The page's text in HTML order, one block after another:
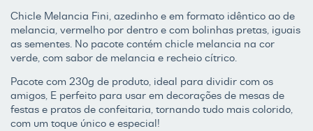
Chicle Melancia Fini, azedinho e em formato idêntico ao de
melancia, vermelho por dentro e com bolinhas pretas, iguais
as sementes. No pacote contém chicle melancia na cor
verde, com sabor de melancia e recheio cítrico.
Pacote com 230g de produto, ideal para dividir com os
amigos, E perfeito para usar em decorações de mesas de
festas e pratos de confeitaria, tornando tudo mais colorido,
com um toque único e especial!